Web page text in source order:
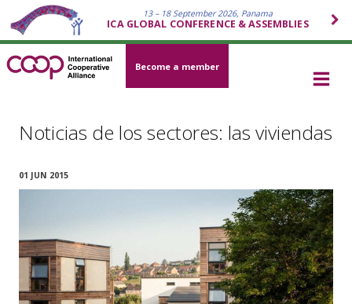
13 – 18 September 2026, Panama
ICA GLOBAL CONFERENCE & ASSEMBLIES
Become a member
Noticias de los sectores: las viviendas
01 JUN 2015